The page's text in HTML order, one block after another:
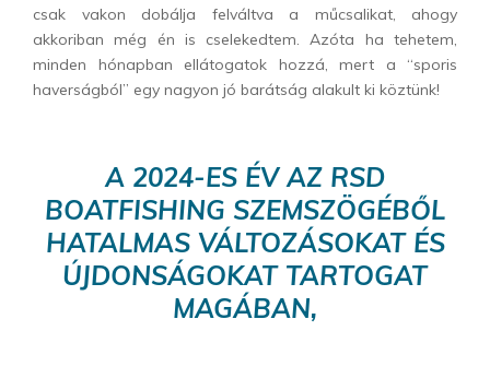
csak vakon dobálja felváltva a műcsalikat, ahogy
akkoriban még én is cselekedtem. Azóta ha tehetem,
minden hónapban ellátogatok hozzá, mert a “sporis
haverságból” egy nagyon jó barátság alakult ki köztünk!
A 2024-ES ÉV AZ RSD
BOATFISHING SZEMSZÖGÉBŐL
HATALMAS VÁLTOZÁSOKAT ÉS
ÚJDONSÁGOKAT TARTOGAT
MAGÁBAN,